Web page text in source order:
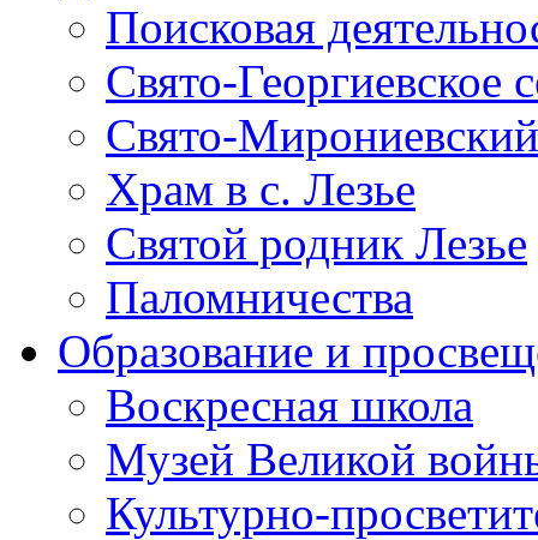
Поисковая
Свято-Георгиевское
Свято-
Храм в с. Лезье
Святой родник Лезье
Паломничества
Образование и
Воскресная школа
Музей Великой
Культурно-